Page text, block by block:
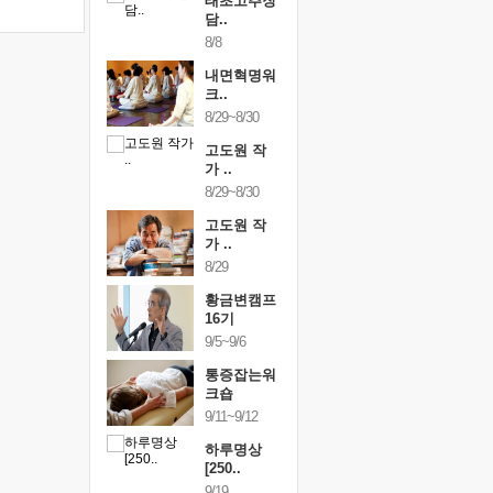
담..
8/8
내면혁명워
크..
8/29~8/30
고도원 작
가 ..
8/29~8/30
고도원 작
가 ..
8/29
황금변캠프
16기
9/5~9/6
통증잡는워
크숍
9/11~9/12
하루명상
[250..